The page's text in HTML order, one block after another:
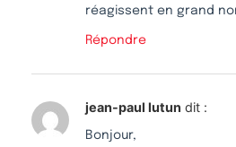
réagissent en grand
Répondre
jean-paul lutun dit :
Bonjour,